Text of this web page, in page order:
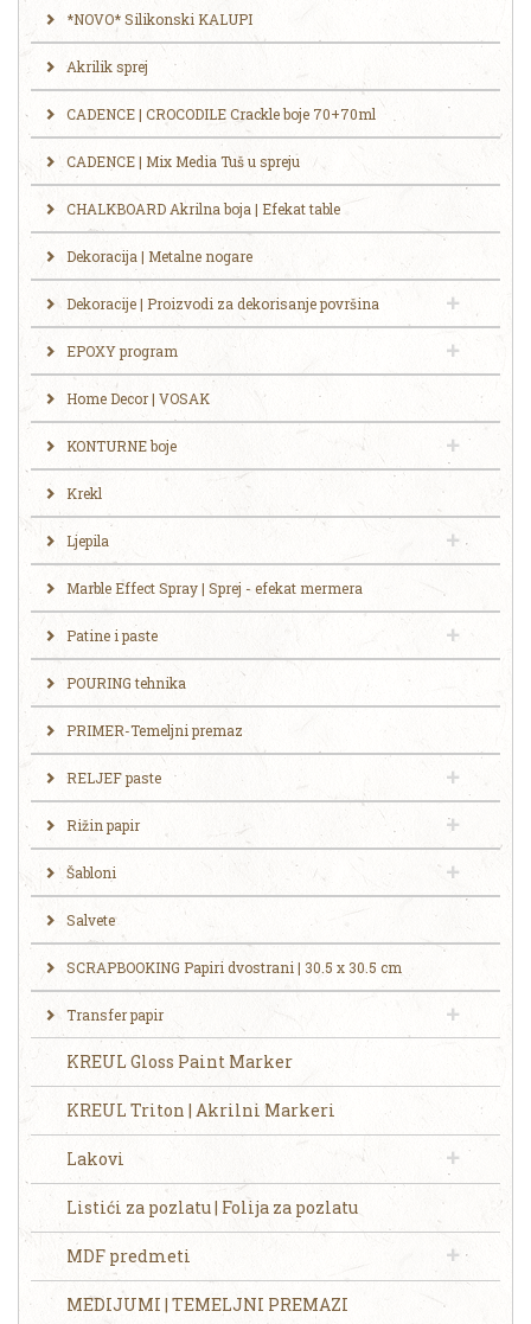
*NOVO* Silikonski KALUPI
Akrilik sprej
CADENCE | CROCODILE Crackle boje 70+70ml
CADENCE | Mix Media Tuš u spreju
CHALKBOARD Akrilna boja | Efekat table
Dekoracija | Metalne nogare
Dekoracije | Proizvodi za dekorisanje površina
EPOXY program
Home Decor | VOSAK
KONTURNE boje
Krekl
Ljepila
Marble Effect Spray | Sprej - efekat mermera
Patine i paste
POURING tehnika
PRIMER-Temeljni premaz
RELJEF paste
Rižin papir
Šabloni
Salvete
SCRAPBOOKING Papiri dvostrani | 30.5 x 30.5 cm
Transfer papir
KREUL Gloss Paint Marker
KREUL Triton | Akrilni Markeri
Lakovi
Listići za pozlatu | Folija za pozlatu
MDF predmeti
MEDIJUMI | TEMELJNI PREMAZI